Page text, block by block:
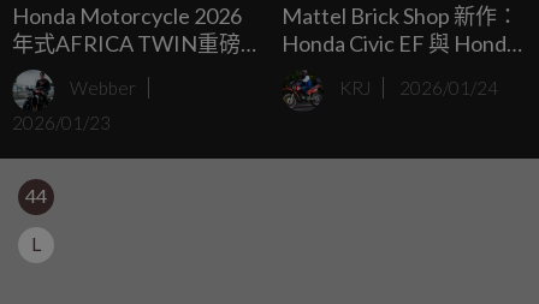
Honda Motorcycle 2026
年式AFRICA TWIN重磅
登場 傳承經典冒險精神，
以科技與性能定義長途探
險新標竿
Webber
2026/01/23
Mattel Brick Shop 新作：
Honda Civic EF 與 Honda
S2000 積木套組，1:20 比
例、可動細節、專屬展示
KRJ 2026/01/24
44
L